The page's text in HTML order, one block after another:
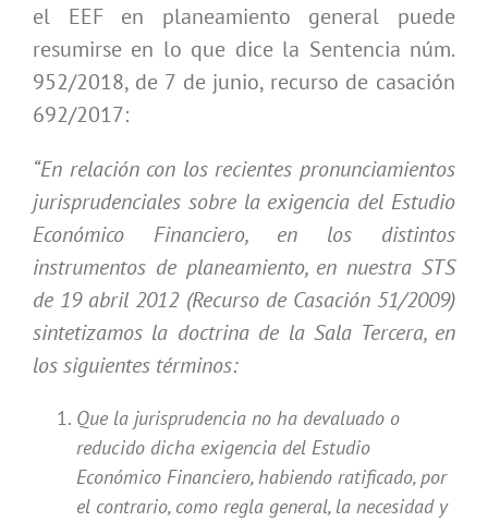
el EEF en planeamiento general puede
resumirse en lo que dice la Sentencia núm.
952/2018, de 7 de junio, recurso de casación
692/2017:
“En relación con los recientes pronunciamientos
jurisprudenciales sobre la exigencia del Estudio
Económico Financiero, en los distintos
instrumentos de planeamiento, en nuestra STS
de 19 abril 2012 (Recurso de Casación 51/2009)
sintetizamos la doctrina de la Sala Tercera, en
los siguientes términos:
Que la jurisprudencia no ha devaluado o
reducido dicha exigencia del Estudio
Económico Financiero, habiendo ratificado, por
el contrario, como regla general, la necesidad y